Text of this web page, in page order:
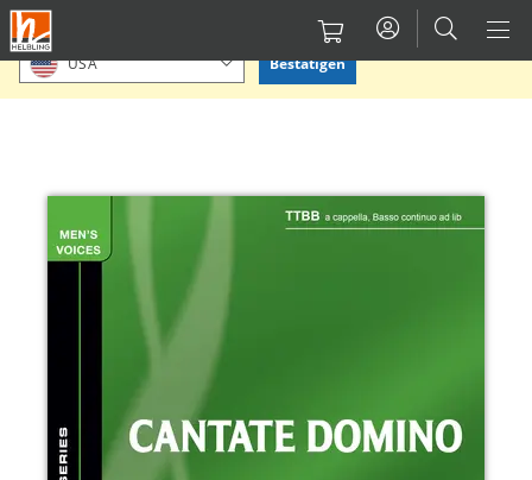
Direkt
zum
Inhalt
Bitte Standort bestätigen oder einen anderen auswählen.
USA Bestätigen